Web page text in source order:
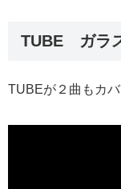
TUBE ガラ
TUBEが２曲もカ